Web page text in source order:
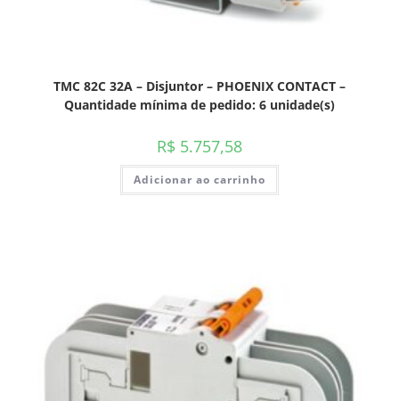
TMC 82C 32A – Disjuntor – PHOENIX CONTACT –
Quantidade mínima de pedido: 6 unidade(s)
R$ 5.757,58
Adicionar ao carrinho